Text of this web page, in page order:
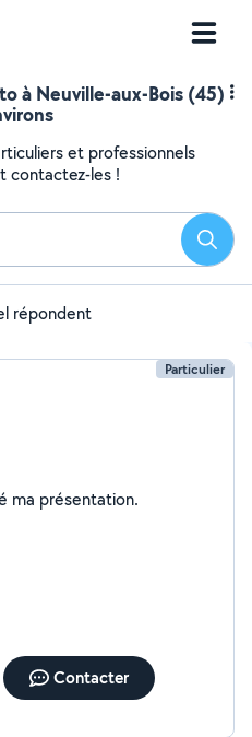
à Neuville-aux-Bois (45)
et professionnels
contactez-les !
répondent
Particulier
Je n'ai pas encore renseigné ma présentation.
Contacter